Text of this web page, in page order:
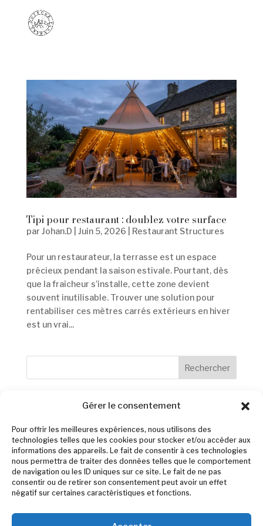
Gérer le consentement
Pour offrir les meilleures expériences, nous utilisons des
technologies telles que les cookies pour stocker et/ou accéder aux
informations des appareils. Le fait de consentir à ces technologies
nous permettra de traiter des données telles que le comportement
de navigation ou les ID uniques sur ce site. Le fait de ne pas
consentir ou de retirer son consentement peut avoir un effet
négatif sur certaines caractéristiques et fonctions.
Tipi pour restaurant : doublez votre surface
par Johan.D Juin 5, 2026 Restaurant Structures
Pour un restaurateur, la terrasse est un espace
précieux pendant la saison estivale. Pourtant, dès
que la fraîcheur s’installe, cette zone devient
souvent inutilisable. Trouver une solution pour
rentabiliser ces mètres carrés extérieurs en hiver
est un vrai...
Rechercher
Recent Posts
Achat de chapiteau pour camping en Bretagne
Location de mobilier evenementiel outdoor en
Provence
Top 5 des Meilleurs Wedding Planners à Ibiza
Privatisation de restaurant pour événement privé
Canicule et ombrage de jardin en Ile de France